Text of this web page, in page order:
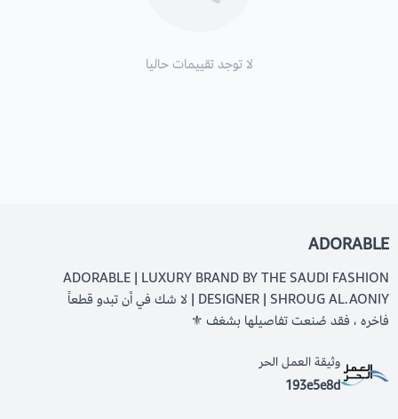
لا توجد تقييمات حاليا
ADORABLE
ADORABLE | LUXURY BRAND BY THE SAUDI FASHION
DESIGNER | SHROUG AL.AONIY | لا شك في أن تبدو قطعاً
فاخره ، فقد صُنعت تفاصيلها بشغف ⚜️
وثيقة العمل الحر
193e5e8d